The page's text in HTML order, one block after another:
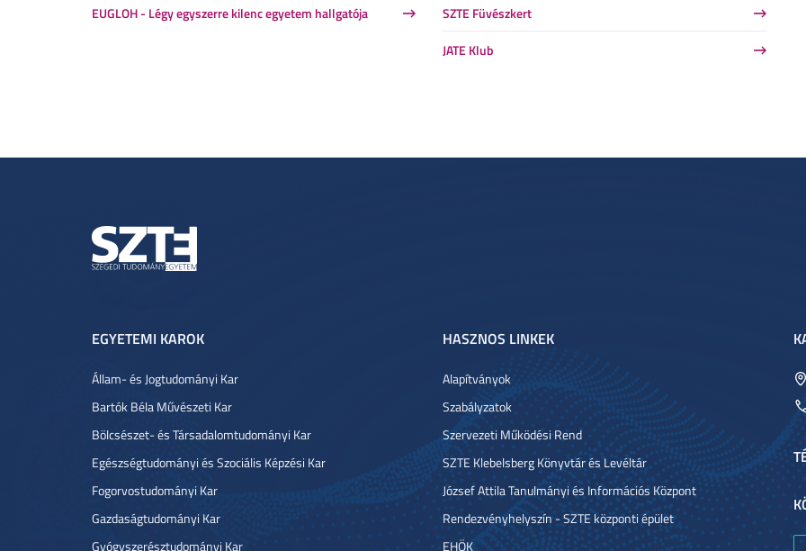
EUGLOH - Légy egyszerre kilenc egyetem hallgatója SZTE Füvészkert
JATE Klub
EGYETEMI KAROK
Állam- és Jogtudományi Kar
Bartók Béla Művészeti Kar
Bölcsészet- és Társadalomtudományi Kar
Egészségtudományi és Szociális Képzési Kar
Fogorvostudományi Kar
Gazdaságtudományi Kar
Gyógyszerésztudományi Kar
HASZNOS LINKEK
Alapítványok
Szabályzatok
Szervezeti Működési Rend
SZTE Klebelsberg Könyvtár és Levéltár
József Attila Tanulmányi és Információs Központ
Rendezvényhelyszín - SZTE központi épület
EHÖK